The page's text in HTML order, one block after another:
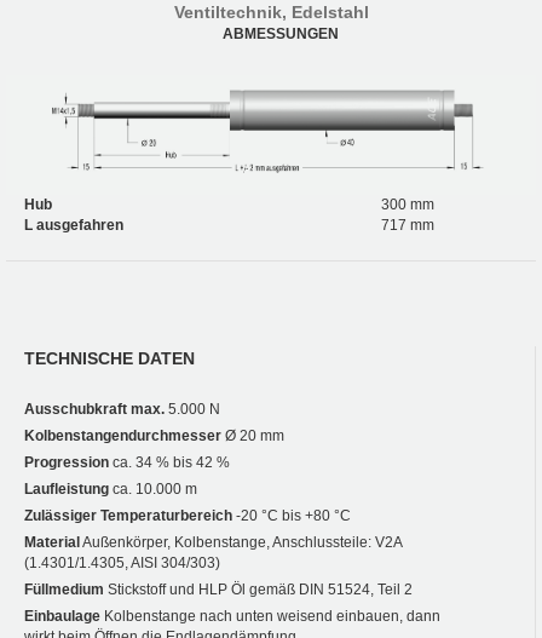
Ventiltechnik, Edelstahl
ABMESSUNGEN
Hub
300 mm
L ausgefahren
717 mm
TECHNISCHE DATEN
Ausschubkraft max. 5.000 N
Kolbenstangendurchmesser Ø 20 mm
Progression ca. 34 % bis 42 %
Laufleistung ca. 10.000 m
Zulässiger Temperaturbereich -20 °C bis +80 °C
Material Außenkörper, Kolbenstange, Anschlussteile: V2A
(1.4301/1.4305, AISI 304/303)
Füllmedium Stickstoff und HLP Öl gemäß DIN 51524, Teil 2
Einbaulage Kolbenstange nach unten weisend einbauen, dann